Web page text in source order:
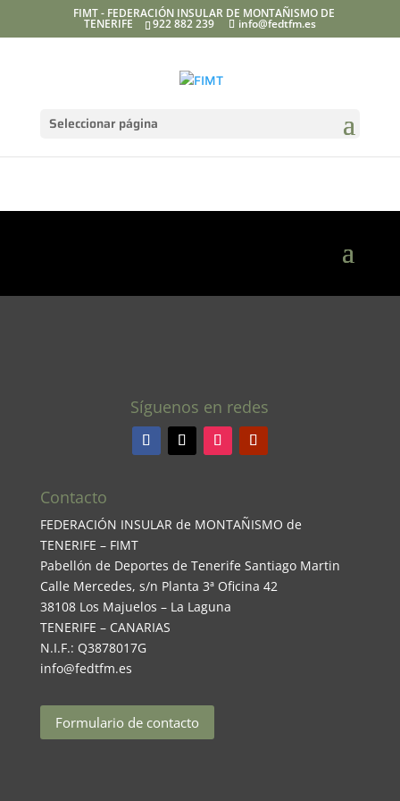
FIMT - FEDERACIÓN INSULAR DE MONTAÑISMO DE
TENERIFE 922 882 239 info@fedtfm.es
Seleccionar página
Síguenos en redes
Contacto
FEDERACIÓN INSULAR de MONTAÑISMO de
TENERIFE – FIMT
Pabellón de Deportes de Tenerife Santiago Martin
Calle Mercedes, s/n Planta 3ª Oficina 42
38108 Los Majuelos – La Laguna
TENERIFE – CANARIAS
N.I.F.: Q3878017G
info@fedtfm.es
Formulario de contacto